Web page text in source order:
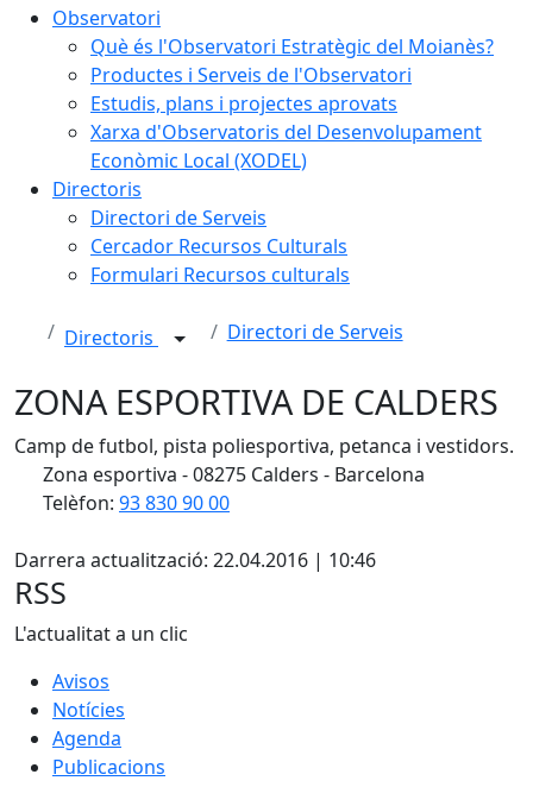
Observatori
Què és l'Observatori Estratègic del Moianès?
Productes i Serveis de l'Observatori
Estudis, plans i projectes aprovats
Xarxa d'Observatoris del Desenvolupament
Econòmic Local (XODEL)
Directoris
Directori de Serveis
Cercador Recursos Culturals
Formulari Recursos culturals
Directoris Directori de Serveis
ZONA ESPORTIVA DE CALDERS
Camp de futbol, pista poliesportiva, petanca i vestidors.
Zona esportiva - 08275 Calders - Barcelona
Telèfon: 93 830 90 00
Darrera actualització: 22.04.2016 | 10:46
RSS
L'actualitat a un clic
Avisos
Notícies
Agenda
Publicacions